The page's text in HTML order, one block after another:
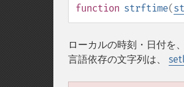
function strftime(
ローカルの時刻・日付を
言語依存の文字列は、